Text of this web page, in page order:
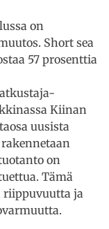
on
Short sea
57 prosenttia
Kiinan
uusista
on
Tämä
riippuvuutta ja